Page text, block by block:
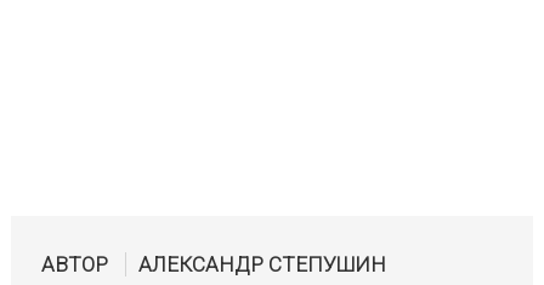
АВТОР
АЛЕКСАНДР СТЕПУШИН